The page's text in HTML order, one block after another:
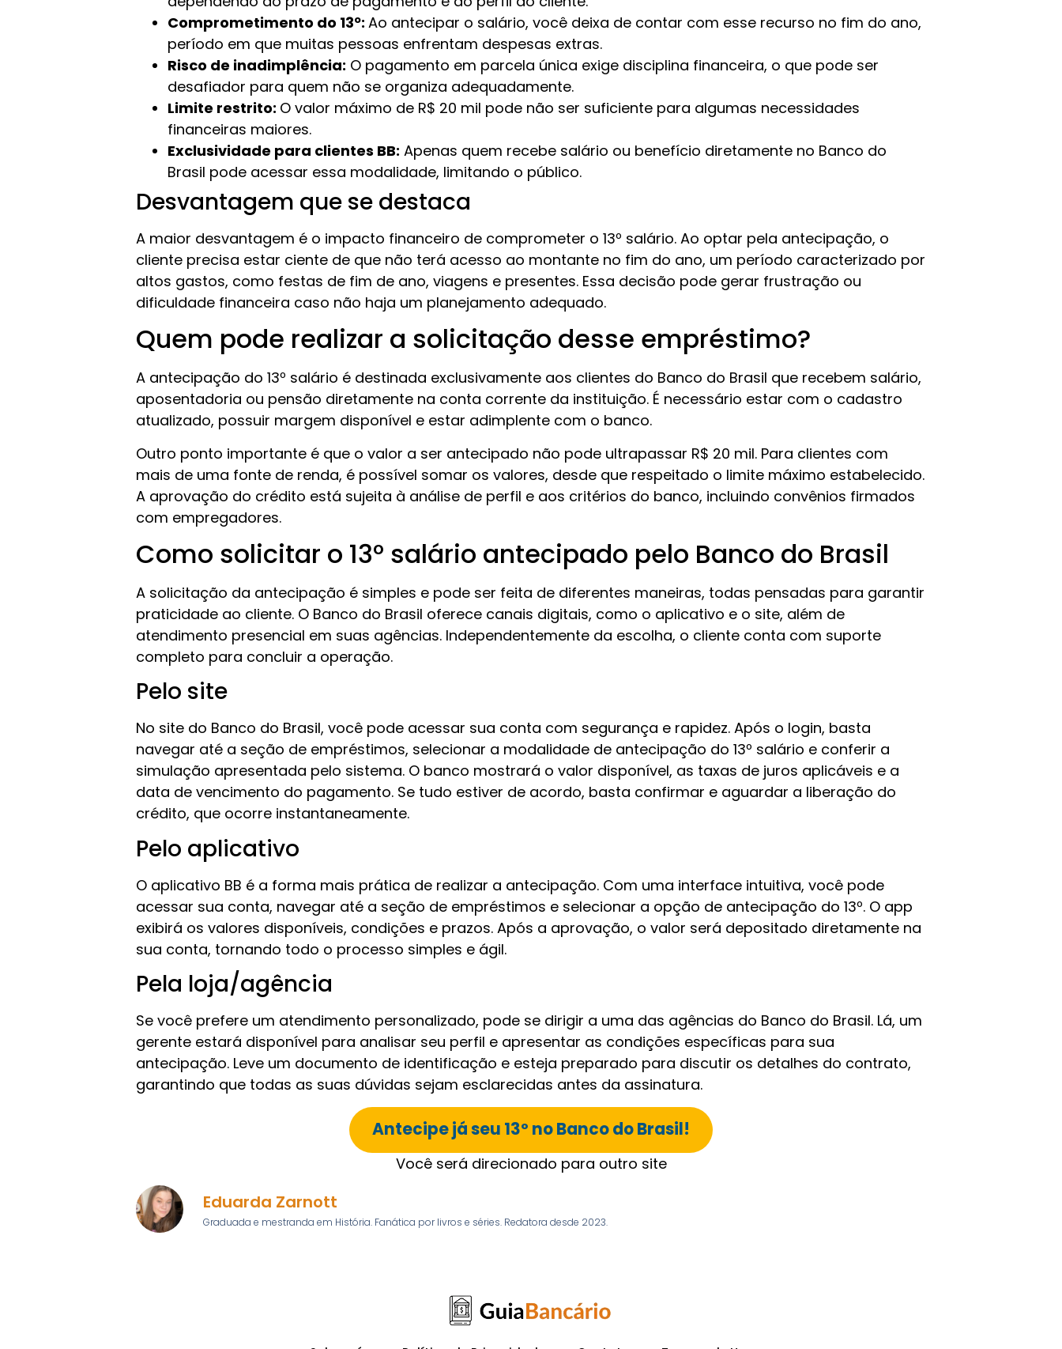
Comprometimento do 13º: Ao antecipar o salário, você deixa de contar com esse recurso no fim do ano,
período em que muitas pessoas enfrentam despesas extras.
Risco de inadimplência: O pagamento em parcela única exige disciplina financeira, o que pode ser
desafiador para quem não se organiza adequadamente.
Limite restrito: O valor máximo de R$ 20 mil pode não ser suficiente para algumas necessidades
financeiras maiores.
Exclusividade para clientes BB: Apenas quem recebe salário ou benefício diretamente no Banco do
Brasil pode acessar essa modalidade, limitando o público.
Desvantagem que se destaca
A maior desvantagem é o impacto financeiro de comprometer o 13º salário. Ao optar pela antecipação, o
cliente precisa estar ciente de que não terá acesso ao montante no fim do ano, um período caracterizado por
altos gastos, como festas de fim de ano, viagens e presentes. Essa decisão pode gerar frustração ou
dificuldade financeira caso não haja um planejamento adequado.
Quem pode realizar a solicitação desse empréstimo?
A antecipação do 13º salário é destinada exclusivamente aos clientes do Banco do Brasil que recebem salário,
aposentadoria ou pensão diretamente na conta corrente da instituição. É necessário estar com o cadastro
atualizado, possuir margem disponível e estar adimplente com o banco.
Outro ponto importante é que o valor a ser antecipado não pode ultrapassar R$ 20 mil. Para clientes com
mais de uma fonte de renda, é possível somar os valores, desde que respeitado o limite máximo estabelecido.
A aprovação do crédito está sujeita à análise de perfil e aos critérios do banco, incluindo convênios firmados
com empregadores.
Como solicitar o 13º salário antecipado pelo Banco do Brasil
A solicitação da antecipação é simples e pode ser feita de diferentes maneiras, todas pensadas para garantir
praticidade ao cliente. O Banco do Brasil oferece canais digitais, como o aplicativo e o site, além de
atendimento presencial em suas agências. Independentemente da escolha, o cliente conta com suporte
completo para concluir a operação.
Pelo site
No site do Banco do Brasil, você pode acessar sua conta com segurança e rapidez. Após o login, basta
navegar até a seção de empréstimos, selecionar a modalidade de antecipação do 13º salário e conferir a
simulação apresentada pelo sistema. O banco mostrará o valor disponível, as taxas de juros aplicáveis e a
data de vencimento do pagamento. Se tudo estiver de acordo, basta confirmar e aguardar a liberação do
crédito, que ocorre instantaneamente.
Pelo aplicativo
O aplicativo BB é a forma mais prática de realizar a antecipação. Com uma interface intuitiva, você pode
acessar sua conta, navegar até a seção de empréstimos e selecionar a opção de antecipação do 13º. O app
exibirá os valores disponíveis, condições e prazos. Após a aprovação, o valor será depositado diretamente na
sua conta, tornando todo o processo simples e ágil.
Pela loja/agência
Se você prefere um atendimento personalizado, pode se dirigir a uma das agências do Banco do Brasil. Lá, um
gerente estará disponível para analisar seu perfil e apresentar as condições específicas para sua
antecipação. Leve um documento de identificação e esteja preparado para discutir os detalhes do contrato,
garantindo que todas as suas dúvidas sejam esclarecidas antes da assinatura.
Antecipe já seu 13º no Banco do Brasil!
Você será direcionado para outro site
Eduarda Zarnott
Graduada e mestranda em História. Fanática por livros e séries. Redatora desde 2023.